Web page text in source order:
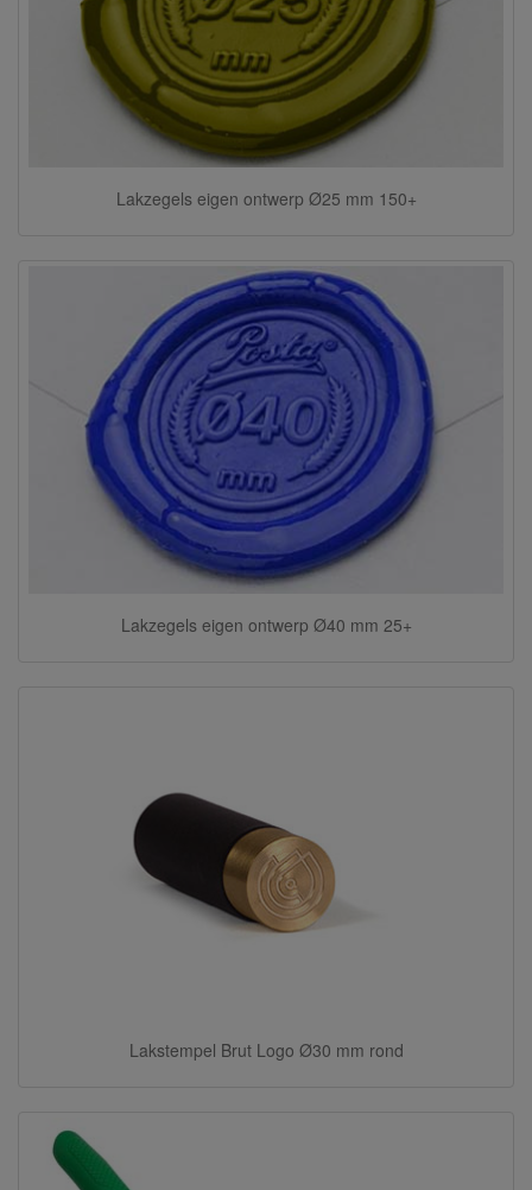
Lakzegels eigen ontwerp Ø25 mm 150+
Lakzegels eigen ontwerp Ø40 mm 25+
Lakstempel Brut Logo Ø30 mm rond